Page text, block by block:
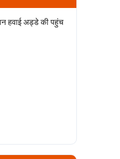
हवाई अड्डे की पहुंच